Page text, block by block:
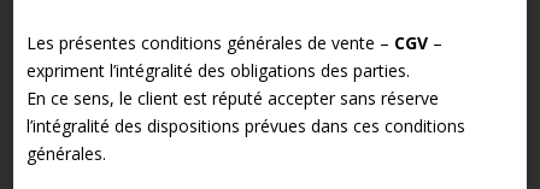
Les présentes conditions générales de vente – CGV–
expriment l’intégralité des obligations des parties.
En ce sens, le client est réputé accepter sans réserve
l’intégralité des dispositions prévues dans ces conditions
générales.